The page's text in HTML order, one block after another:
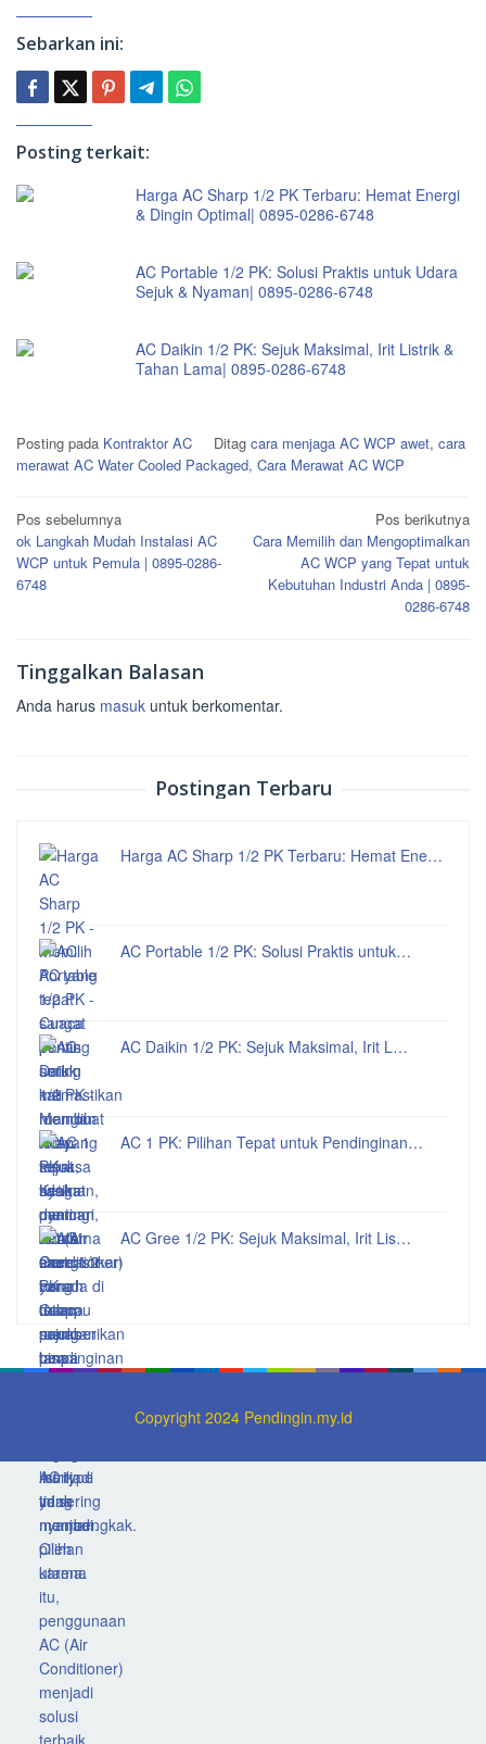
Sebarkan ini:
Posting terkait:
Harga AC Sharp 1/2 PK Terbaru: Hemat Energi
& Dingin Optimal| 0895-0286-6748
AC Portable 1/2 PK: Solusi Praktis untuk Udara
Sejuk & Nyaman| 0895-0286-6748
AC Daikin 1/2 PK: Sejuk Maksimal, Irit Listrik &
Tahan Lama| 0895-0286-6748
Posting pada Kontraktor AC Ditag cara menjaga AC WCP awet, cara
merawat AC Water Cooled Packaged, Cara Merawat AC WCP
Navigasi
pos
Pos sebelumnya
ok Langkah Mudah Instalasi AC
WCP untuk Pemula | 0895-0286-
6748
Pos berikutnya
Cara Memilih dan Mengoptimalkan
AC WCP yang Tepat untuk
Kebutuhan Industri Anda | 0895-
0286-6748
Tinggalkan Balasan
Anda harus masuk untuk berkomentar.
Postingan Terbaru
Harga AC Sharp 1/2 PK Terbaru: Hemat Ene…
AC Portable 1/2 PK: Solusi Praktis untuk…
AC Daikin 1/2 PK: Sejuk Maksimal, Irit L…
AC 1 PK: Pilihan Tepat untuk Pendinginan…
AC Gree 1/2 PK: Sejuk Maksimal, Irit Lis…
Copyright 2024 Pendingin.my.id